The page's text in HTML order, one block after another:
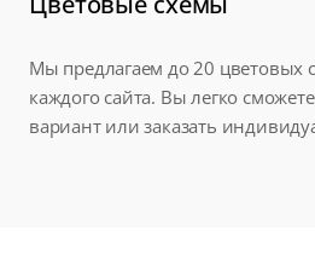
Мы предлагаем до 20 цветовых
каждого сайта. Вы легко
вариант или заказать